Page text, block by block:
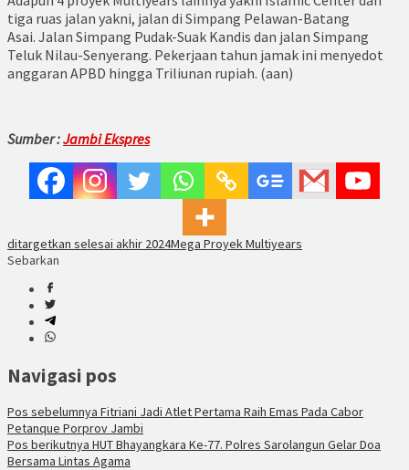
tiga ruas jalan yakni, jalan di Simpang Pelawan-Batang
Asai. Jalan Simpang Pudak-Suak Kandis dan jalan Simpang
Teluk Nilau-Senyerang. Pekerjaan tahun jamak ini menyedot
anggaran APBD hingga Triliunan rupiah. (aan)
Sumber :Jambi Ekspres
ditargetkan selesai akhir 2024Mega Proyek Multiyears
Sebarkan
Navigasi pos
Pos sebelumnya Fitriani Jadi Atlet Pertama Raih Emas Pada Cabor
Petanque Porprov Jambi
Pos berikutnya HUT Bhayangkara Ke-77. Polres Sarolangun Gelar Doa
Bersama Lintas Agama